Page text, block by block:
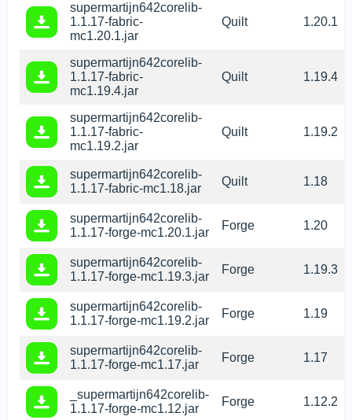
supermartijn642corelib-
1.1.17-fabric-
mc1.20.1.jar
Quilt 1.20.1
supermartijn642corelib-
1.1.17-fabric-
mc1.19.4.jar
Quilt 1.19.4
supermartijn642corelib-
1.1.17-fabric-
mc1.19.2.jar
Quilt 1.19.2
supermartijn642corelib-
1.1.17-fabric-mc1.18.jar
Quilt 1.18
supermartijn642corelib-
1.1.17-forge-mc1.20.1.jar
Forge 1.20
supermartijn642corelib-
1.1.17-forge-mc1.19.3.jar
Forge 1.19.3
supermartijn642corelib-
1.1.17-forge-mc1.19.2.jar
Forge 1.19
supermartijn642corelib-
1.1.17-forge-mc1.17.jar
Forge 1.17
_supermartijn642corelib-
1.1.17-forge-mc1.12.jar
Forge 1.12.2